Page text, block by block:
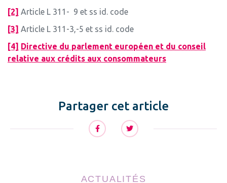
[2] Article L 311- 9 et ss id. code
[3] Article L 311-3,-5 et ss id. code
[4] Directive du parlement européen et du conseil
relative aux crédits aux consommateurs
Partager cet article
ACTUALITÉS